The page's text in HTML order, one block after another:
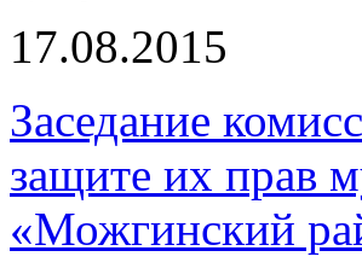
17.08.2015
Заседание
защите их прав
«Можгинский